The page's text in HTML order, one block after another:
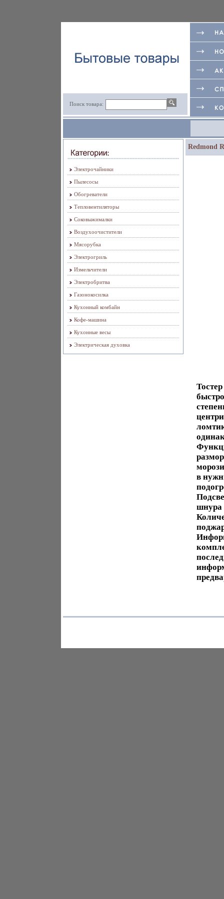
Поиск товара:
Электрочайники
Пылесосы
Обогреватели
Тепловентиляторы
Соковыжималки
Воздухоочистители
Мясорубка
Электрогриль
Измельчители
Электробритва
Газонокосилка
Кухонный комбайн
Кофе-машина
Кухонные весы
Электрическая духовка
Redmond
в
шнура